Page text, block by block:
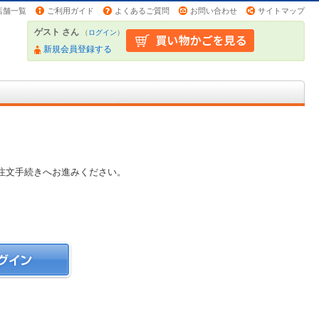
舗一覧 ご利用ガイド よくあるご質問 お問い合わせ サイトマップ
ゲスト さん （ログイン）
新規会員登録する
手続きへお進みください。